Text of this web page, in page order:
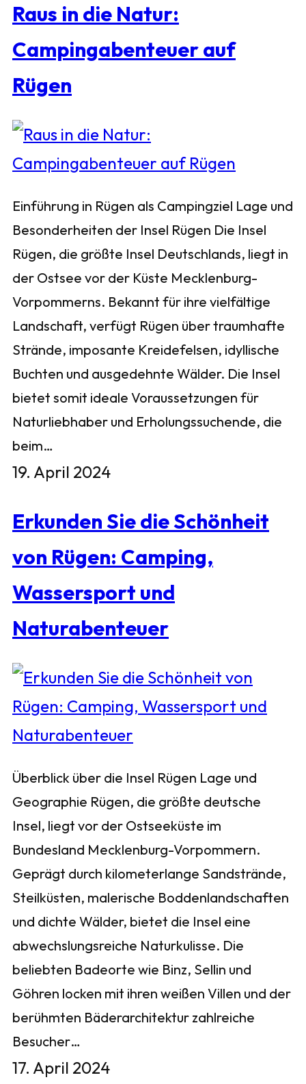
Raus in die Natur:
Campingabenteuer auf
Rügen
Einführung in Rügen als Campingziel Lage und
Besonderheiten der Insel Rügen Die Insel
Rügen, die größte Insel Deutschlands, liegt in
der Ostsee vor der Küste Mecklenburg-
Vorpommerns. Bekannt für ihre vielfältige
Landschaft, verfügt Rügen über traumhafte
Strände, imposante Kreidefelsen, idyllische
Buchten und ausgedehnte Wälder. Die Insel
bietet somit ideale Voraussetzungen für
Naturliebhaber und Erholungssuchende, die
beim…
19. April 2024
Erkunden Sie die Schönheit
von Rügen: Camping,
Wassersport und
Naturabenteuer
Überblick über die Insel Rügen Lage und
Geographie Rügen, die größte deutsche
Insel, liegt vor der Ostseeküste im
Bundesland Mecklenburg-Vorpommern.
Geprägt durch kilometerlange Sandstrände,
Steilküsten, malerische Boddenlandschaften
und dichte Wälder, bietet die Insel eine
abwechslungsreiche Naturkulisse. Die
beliebten Badeorte wie Binz, Sellin und
Göhren locken mit ihren weißen Villen und der
berühmten Bäderarchitektur zahlreiche
Besucher…
17. April 2024